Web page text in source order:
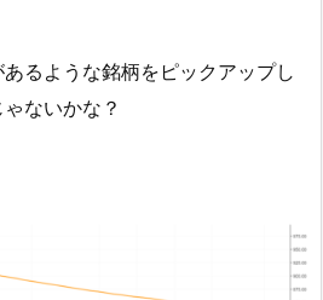
るような銘柄をピックアップし
ないかな？